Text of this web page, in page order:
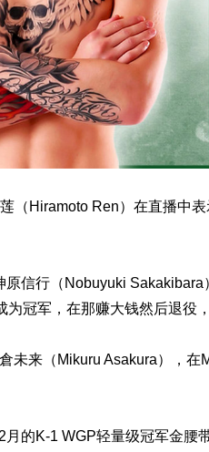
Hiramoto Ren）在直播中表
信行（Nobuyuki Sakakibara
冠军，在那赚大钱然后退役
来（Mikuru Asakura），在
的K-1 WGP轻量级冠军金腰